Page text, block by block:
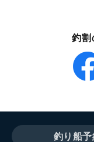
釣割
釣り船